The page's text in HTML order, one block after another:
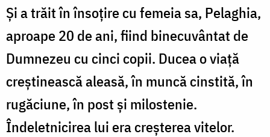
Şi a trăit în însoţire cu femeia sa, Pelaghia,
aproape 20 de ani, fiind binecuvântat de
Dumnezeu cu cinci copii. Ducea o viaţă
creştinească aleasă, în muncă cinstită, în
rugăciune, în post şi milostenie.
Îndeletnicirea lui era creşterea vitelor.